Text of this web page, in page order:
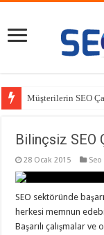
Müşterilerin SEO
Bilinçsiz SEO
28 Ocak 2015
SEO sektöründe
herkesi memnun
Başarılı çalışmalar